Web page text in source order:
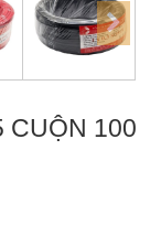
CUỘN 100